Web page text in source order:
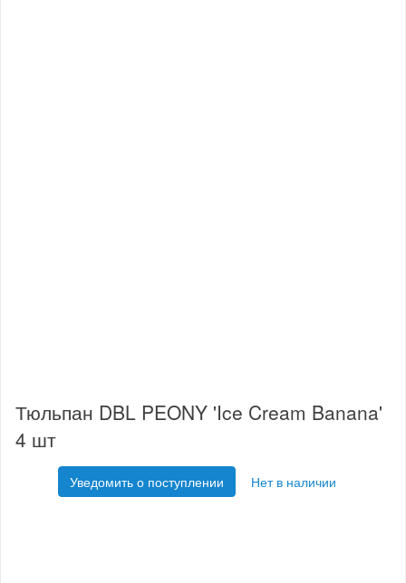
Тюльпан DBL PEONY 'Ice Cream Banana'
4 шт
Уведомить о поступлении Нет в наличии